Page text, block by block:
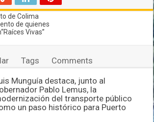
de Colima
de quienes
Vivas”
Tags Comments
Munguía destaca, junto al
Pablo Lemus, la
del transporte público
un paso histórico para Puerto